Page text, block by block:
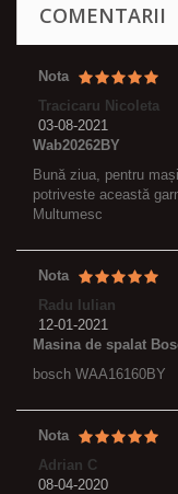
COMENTARII
Nota
Tracicaru Nicoleta
03-08-2021
Wab20262BY
Bună ziua, pentru
potriveste această
Multumesc
Nota
Radu Iulian
12-01-2021
Masina de spalat
bosch WAA16160BY
Nota
Adrian C
08-04-2020